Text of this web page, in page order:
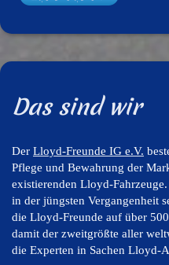
Das sind wir
Der Lloyd-Freunde IG e.V.
Pflege und Bewahrung der
existierenden Lloyd-
in der jüngsten Vergangenheit
die Lloyd-Freunde auf über
damit der zweitgrößte aller
die Experten in Sachen Lloyd-